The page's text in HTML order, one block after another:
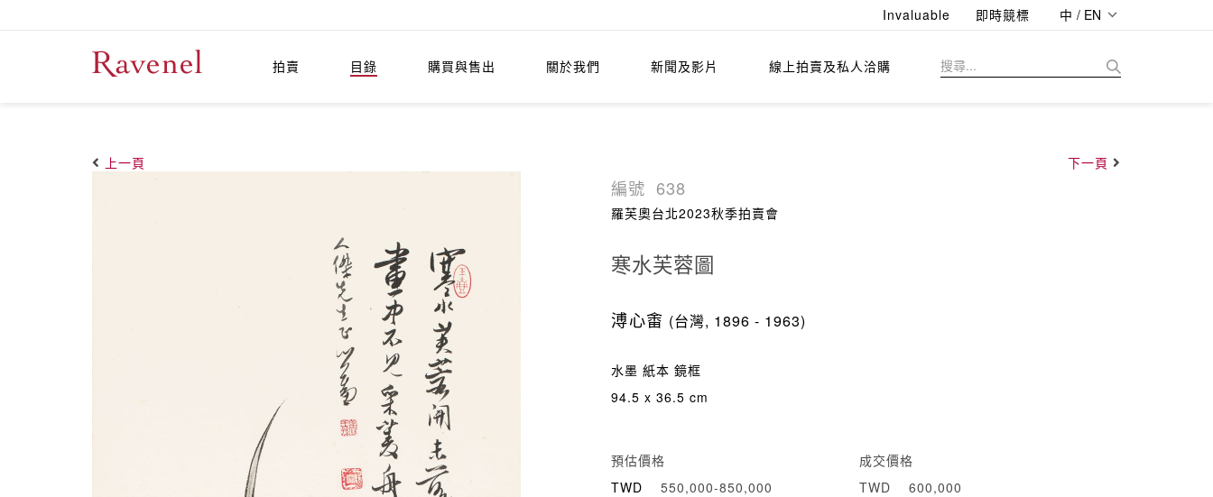
Invaluable 即時競標 中 / EN
拍賣 目錄 購買與售出 關於我們 新聞及影片 線上拍賣及私人洽購
上一頁 下一頁
編號 638
羅芙奧台北2023秋季拍賣會
寒水芙蓉圖
溥心畬 (台灣, 1896 - 1963)
水墨 紙本 鏡框
94.5 x 36.5 cm
預估價格
TWD
550,000-850,000
成交價格
TWD
600,000